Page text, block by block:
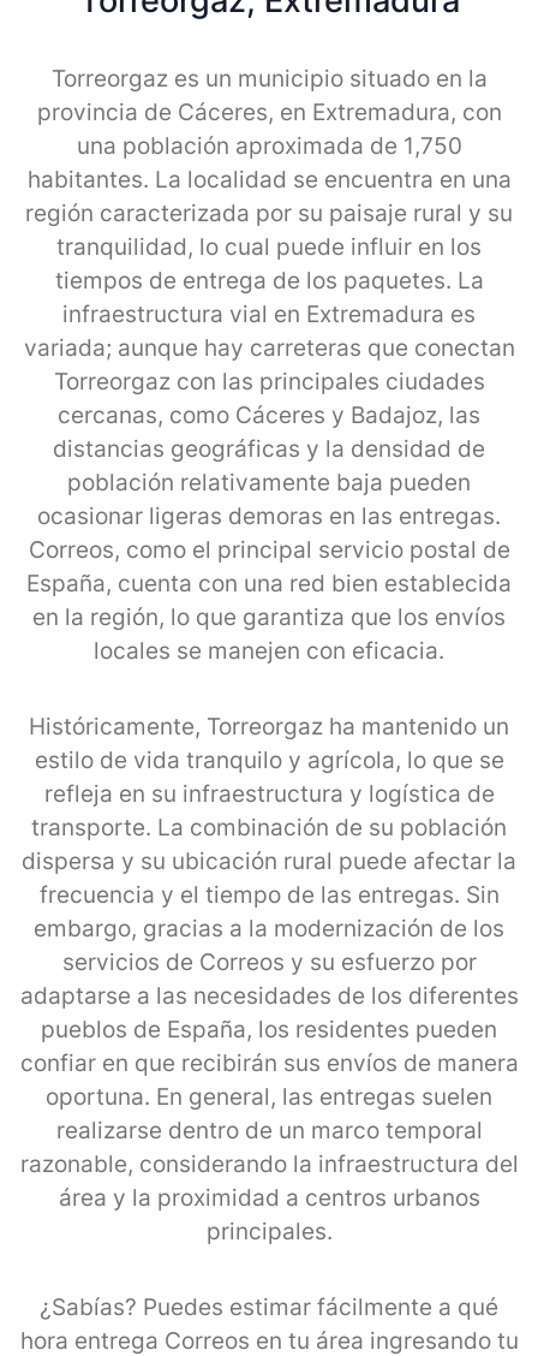
Torreorgaz es un municipio situado en la
provincia de Cáceres, en Extremadura, con
una población aproximada de 1,750
habitantes. La localidad se encuentra en una
región caracterizada por su paisaje rural y su
tranquilidad, lo cual puede influir en los
tiempos de entrega de los paquetes. La
infraestructura vial en Extremadura es
variada; aunque hay carreteras que conectan
Torreorgaz con las principales ciudades
cercanas, como Cáceres y Badajoz, las
distancias geográficas y la densidad de
población relativamente baja pueden
ocasionar ligeras demoras en las entregas.
Correos, como el principal servicio postal de
España, cuenta con una red bien establecida
en la región, lo que garantiza que los envíos
locales se manejen con eficacia.
Históricamente, Torreorgaz ha mantenido un
estilo de vida tranquilo y agrícola, lo que se
refleja en su infraestructura y logística de
transporte. La combinación de su población
dispersa y su ubicación rural puede afectar la
frecuencia y el tiempo de las entregas. Sin
embargo, gracias a la modernización de los
servicios de Correos y su esfuerzo por
adaptarse a las necesidades de los diferentes
pueblos de España, los residentes pueden
confiar en que recibirán sus envíos de manera
oportuna. En general, las entregas suelen
realizarse dentro de un marco temporal
razonable, considerando la infraestructura del
área y la proximidad a centros urbanos
principales.
¿Sabías? Puedes estimar fácilmente a qué
hora entrega Correos en tu área ingresando tu